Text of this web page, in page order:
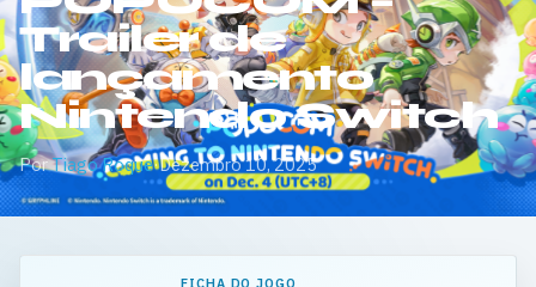
Trailer de
lançamento
Nintendo Switch
PorTiago Roque·Dezembro 10, 2025
FICHA DO JOGO